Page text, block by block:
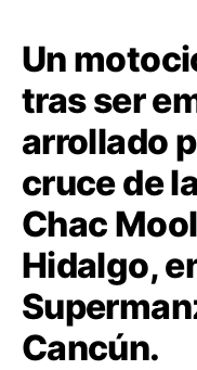
Un
tras ser
arrollado
cruce de
Chac
Hidalgo,
Cancún.